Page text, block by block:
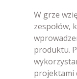
W grze
zespołów,
produktu.
projektami